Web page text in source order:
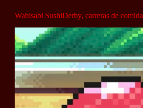
Wabisabi SushiDerby, carreras de comida